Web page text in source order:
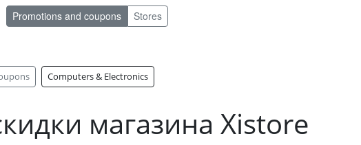
Promotions and coupons Stores
Computers & Electronics
магазина Xistore